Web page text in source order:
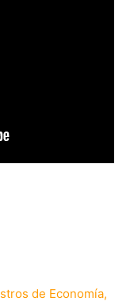
de Economía,